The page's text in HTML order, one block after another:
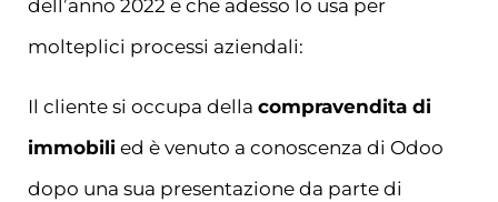
dell’anno 2022 e che adesso lo usa per
molteplici processi aziendali:
Il cliente si occupa della compravendita di
immobili ed è venuto a conoscenza di Odoo
dopo una sua presentazione da parte di